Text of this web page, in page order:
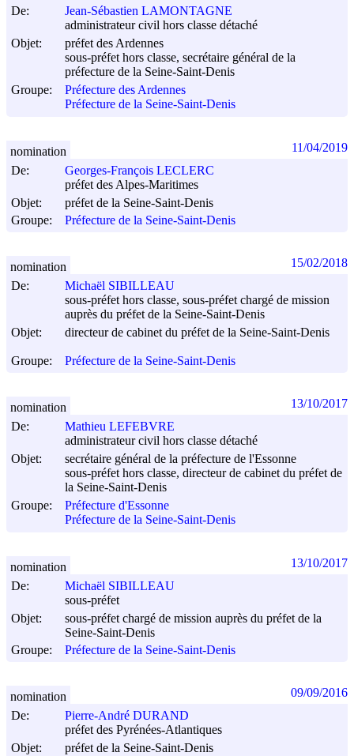
De:
Jean-Sébastien LAMONTAGNE
administrateur civil hors classe détaché
Objet:
préfet des Ardennes
sous-préfet hors classe, secrétaire général de la
préfecture de la Seine-Saint-Denis
Groupe:
Préfecture des Ardennes
Préfecture de la Seine-Saint-Denis
De:
Georges-François LECLERC
préfet des Alpes-Maritimes
Objet:
préfet de la Seine-Saint-Denis
Groupe:
Préfecture de la Seine-Saint-Denis
nomination 11/04/2019
De:
Michaël SIBILLEAU
sous-préfet hors classe, sous-préfet chargé de mission
auprès du préfet de la Seine-Saint-Denis
Objet:
directeur de cabinet du préfet de la Seine-Saint-Denis
Groupe: Préfecture de la Seine-Saint-Denis
nomination 15/02/2018
De:
Mathieu LEFEBVRE
administrateur civil hors classe détaché
Objet:
secrétaire général de la préfecture de l'Essonne
sous-préfet hors classe, directeur de cabinet du préfet de
la Seine-Saint-Denis
Groupe:
Préfecture d'Essonne
Préfecture de la Seine-Saint-Denis
nomination 13/10/2017
De:
Michaël SIBILLEAU
sous-préfet
Objet:
sous-préfet chargé de mission auprès du préfet de la
Seine-Saint-Denis
Groupe:
Préfecture de la Seine-Saint-Denis
nomination 13/10/2017
De:
Pierre-André DURAND
préfet des Pyrénées-Atlantiques
Objet:
préfet de la Seine-Saint-Denis
nomination 09/09/2016